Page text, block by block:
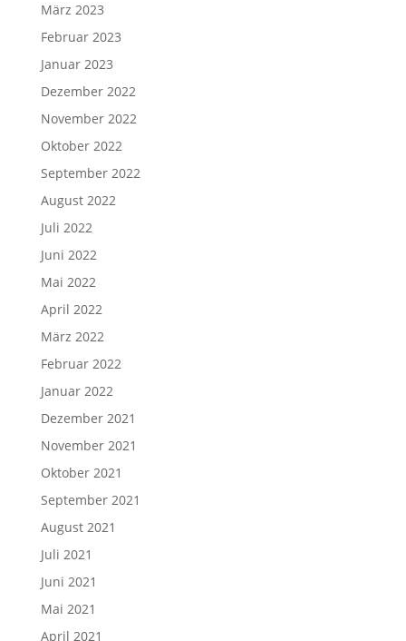
März 2023
Februar 2023
Januar 2023
Dezember 2022
November 2022
Oktober 2022
September 2022
August 2022
Juli 2022
Juni 2022
Mai 2022
April 2022
März 2022
Februar 2022
Januar 2022
Dezember 2021
November 2021
Oktober 2021
September 2021
August 2021
Juli 2021
Juni 2021
Mai 2021
April 2021